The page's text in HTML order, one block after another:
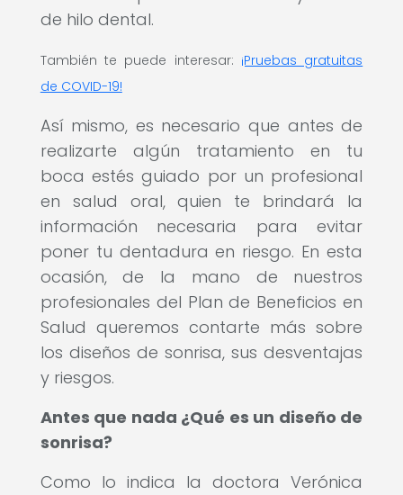
de hilo dental.
También te puede interesar: ¡Pruebas gratuitas
de COVID-19!
Así mismo, es necesario que antes de
realizarte algún tratamiento en tu
boca estés guiado por un profesional
en salud oral, quien te brindará la
información necesaria para evitar
poner tu dentadura en riesgo. En esta
ocasión, de la mano de nuestros
profesionales del Plan de Beneficios en
Salud queremos contarte más sobre
los diseños de sonrisa, sus desventajas
y riesgos.
Antes que nada ¿Qué es un diseño de
sonrisa?
Como lo indica la doctora Verónica